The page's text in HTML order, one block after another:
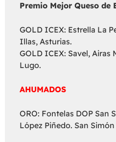
Premio Mejor Queso de
GOLD ICEX: Estrella La
Illas, Asturias.
GOLD ICEX: Savel, Airas
Lugo.
AHUMADOS
ORO: Fontelas DOP San
López Piñedo. San